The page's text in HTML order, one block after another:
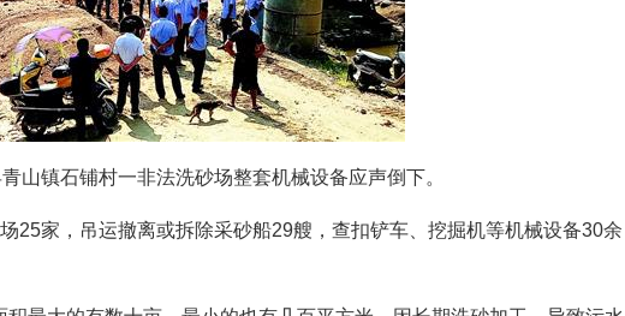
镇石铺村一非法洗砂场整套机械设备应声倒下。
家，吊运撤离或拆除采砂船29艘，查扣铲车、挖掘机等机械设备30余